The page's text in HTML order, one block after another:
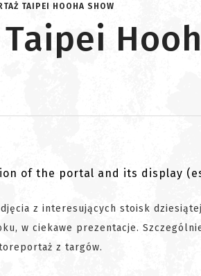
TAIPEI HOOHA SHOW
of the portal and its display
z interesujących stoisk
w ciekawe prezentacje.
z targów.